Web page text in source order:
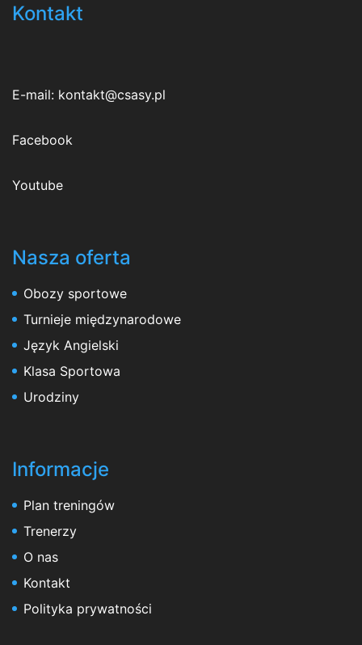
Kontakt
E-mail: kontakt@csasy.pl
Facebook
Youtube
Nasza oferta
Obozy sportowe
Turnieje międzynarodowe
Język Angielski
Klasa Sportowa
Urodziny
Informacje
Plan treningów
Trenerzy
O nas
Kontakt
Polityka prywatności